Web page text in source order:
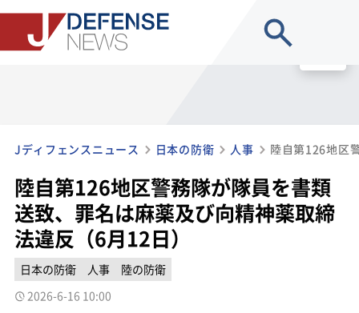
Jディフェンスニュース 日本の防衛 人事
陸自第126地区警務隊が隊員を書類
送致、罪名は麻薬及び向精神薬取締
法違反（6月12日）
日本の防衛 人事
陸の防衛
2026-6-16 10:00